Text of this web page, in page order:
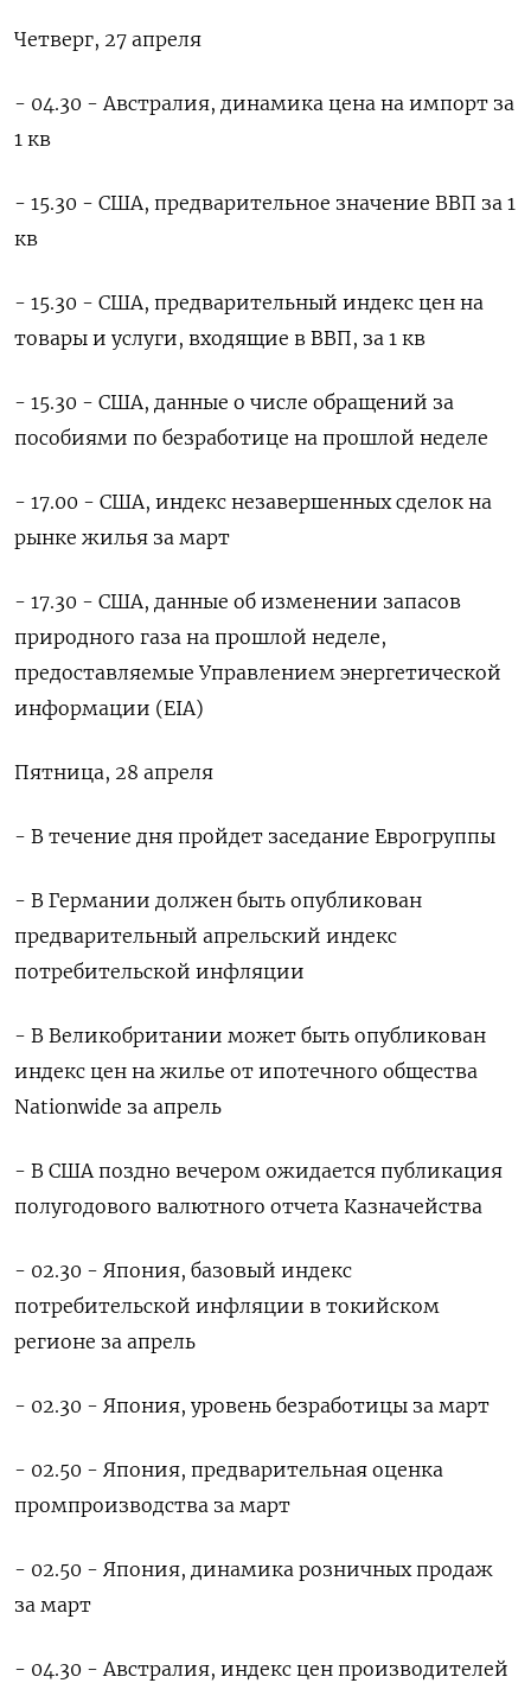
Четверг, 27 апреля
- 04.30 - Австралия, динамика цена на импорт за
1 кв
- 15.30 - США, предварительное значение ВВП за 1
кв
- 15.30 - США, предварительный индекс цен на
товары и услуги, входящие в ВВП, за 1 кв
- 15.30 - США, данные о числе обращений за
пособиями по безработице на прошлой неделе
- 17.00 - США, индекс незавершенных сделок на
рынке жилья за март
- 17.30 - США, данные об изменении запасов
природного газа на прошлой неделе,
предоставляемые Управлением энергетической
информации (EIA)
Пятница, 28 апреля
- В течение дня пройдет заседание Еврогруппы
- В Германии должен быть опубликован
предварительный апрельский индекс
потребительской инфляции
- В Великобритании может быть опубликован
индекс цен на жилье от ипотечного общества
Nationwide за апрель
- В США поздно вечером ожидается публикация
полугодового валютного отчета Казначейства
- 02.30 - Япония, базовый индекс
потребительской инфляции в токийском
регионе за апрель
- 02.30 - Япония, уровень безработицы за март
- 02.50 - Япония, предварительная оценка
промпроизводства за март
- 02.50 - Япония, динамика розничных продаж
за март
- 04.30 - Австралия, индекс цен производителей